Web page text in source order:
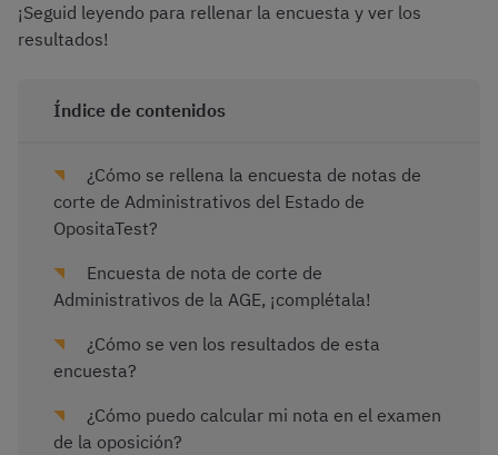
¡Seguid leyendo para rellenar la encuesta y ver los
resultados!
Índice de contenidos
¿Cómo se rellena la encuesta de notas de
corte de Administrativos del Estado de
OpositaTest?
Encuesta de nota de corte de
Administrativos de la AGE, ¡complétala!
¿Cómo se ven los resultados de esta
encuesta?
¿Cómo puedo calcular mi nota en el examen
de la oposición?